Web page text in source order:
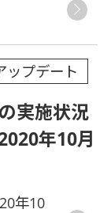
ップデート
実施状況
年10月
年10